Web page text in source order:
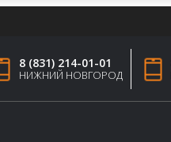
8 (831) 214-01-01
НИЖНИЙ НОВГОРОД